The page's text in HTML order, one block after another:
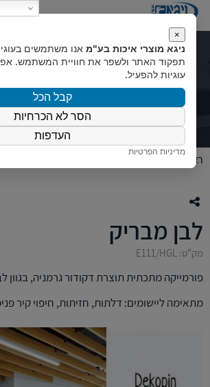
לבן מבריק
ראשי
לבן מבריק
מק"ט: E111/HGL
פורמייקה מתכתית תוצרת דקודור גרמניה, בגוון
מתאימה ליישומים: דלתות, חזיתות, חיפוי קיר
×
ניגא מוצרי איכות בע"מ אנו משתמשים
תפקוד האתר ולשפר את חוויית המשתמש.
עוגיות להפעיל.
קבל הכל
הסר לא הכרחיות
העדפות
מדיניות הפרטיות